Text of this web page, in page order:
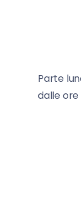
Parte
dalle ore